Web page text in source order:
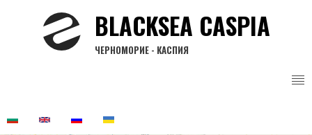
BLACKSEA CASPIA
ЧЕРНОМОРИЕ - КАСПИЯ